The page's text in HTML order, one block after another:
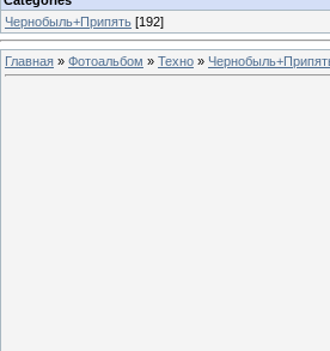
Чернобыль+Припять [192]
Главная » Фотоальбом » Техно »